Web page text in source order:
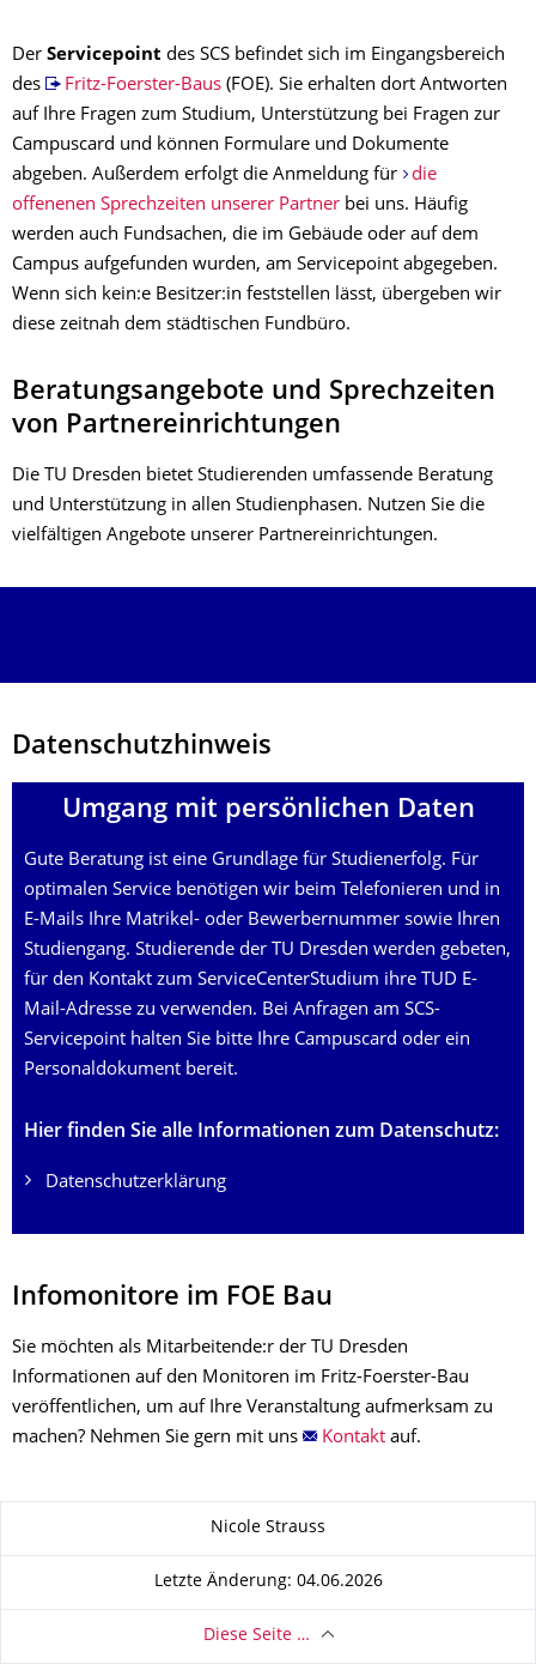
Der Servicepoint des SCS befindet sich im Eingangsbereich
des
Fritz-Foerster-Baus(FOE). Sie erhalten dort Antworten
auf Ihre Fragen zum Studium, Unterstützung bei Fragen zur
Campuscard und können Formulare und Dokumente
abgeben. Außerdem erfolgt die Anmeldung für
die
offenenen Sprechzeiten unserer Partner bei uns. Häufig
werden auch Fundsachen, die im Gebäude oder auf dem
Campus aufgefunden wurden, am Servicepoint abgegeben.
Wenn sich kein:e Besitzer:in feststellen lässt, übergeben wir
diese zeitnah dem städtischen Fundbüro.
Beratungsangebote und Sprechzeiten
von Partnereinrichtungen
Die TU Dresden bietet Studierenden umfassende Beratung
und Unterstützung in allen Studienphasen. Nutzen Sie die
vielfältigen Angebote unserer Partnereinrichtungen.
Datenschutzhinweis
Umgang mit persönlichen Daten
Gute Beratung ist eine Grundlage für Studienerfolg. Für
optimalen Service benötigen wir beim Telefonieren und in
E-Mails Ihre Matrikel- oder Bewerbernummer sowie Ihren
Studiengang. Studierende der TU Dresden werden gebeten,
für den Kontakt zum ServiceCenterStudium ihre TUD E-
Mail-Adresse zu verwenden. Bei Anfragen am SCS-
Servicepoint halten Sie bitte Ihre Campuscard oder ein
Personaldokument bereit.
Hier finden Sie alle Informationen zum Datenschutz:
Datenschutzerklärung
Infomonitore im FOE Bau
Sie möchten als Mitarbeitende:r der TU Dresden
Informationen auf den Monitoren im Fritz-Foerster-Bau
veröffentlichen, um auf Ihre Veranstaltung aufmerksam zu
machen? Nehmen Sie gern mit uns
Kontaktauf.
Nicole Strauss
Letzte Änderung: 04.06.2026
Diese Seite …